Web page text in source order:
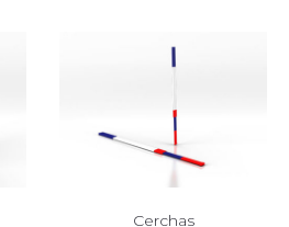
Cerchas